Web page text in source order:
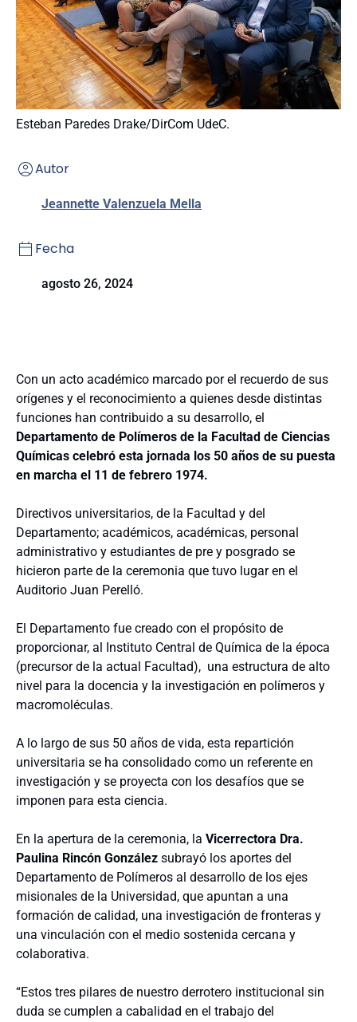
Esteban Paredes Drake/DirCom UdeC.
Autor
Jeannette Valenzuela Mella
Fecha
agosto 26, 2024
Con un acto académico marcado por el recuerdo de sus
orígenes y el reconocimiento a quienes desde distintas
funciones han contribuido a su desarrollo, el
Departamento de Polímeros de la Facultad de Ciencias
Químicas celebró esta jornada los 50 años de su puesta
en marcha el 11 de febrero 1974.
Directivos universitarios, de la Facultad y del
Departamento; académicos, académicas, personal
administrativo y estudiantes de pre y posgrado se
hicieron parte de la ceremonia que tuvo lugar en el
Auditorio Juan Perelló.
El Departamento fue creado con el propósito de
proporcionar, al Instituto Central de Química de la época
(precursor de la actual Facultad), una estructura de alto
nivel para la docencia y la investigación en polímeros y
macromoléculas.
A lo largo de sus 50 años de vida, esta repartición
universitaria se ha consolidado como un referente en
investigación y se proyecta con los desafíos que se
imponen para esta ciencia.
En la apertura de la ceremonia, la Vicerrectora Dra.
Paulina Rincón González subrayó los aportes del
Departamento de Polímeros al desarrollo de los ejes
misionales de la Universidad, que apuntan a una
formación de calidad, una investigación de fronteras y
una vinculación con el medio sostenida cercana y
colaborativa.
“Estos tres pilares de nuestro derrotero institucional sin
duda se cumplen a cabalidad en el trabajo del